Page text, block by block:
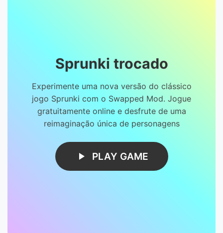
Sprunki trocado
Experimente uma nova versão do clássico
jogo Sprunki com o Swapped Mod. Jogue
gratuitamente online e desfrute de uma
reimaginação única de personagens
PLAY GAME